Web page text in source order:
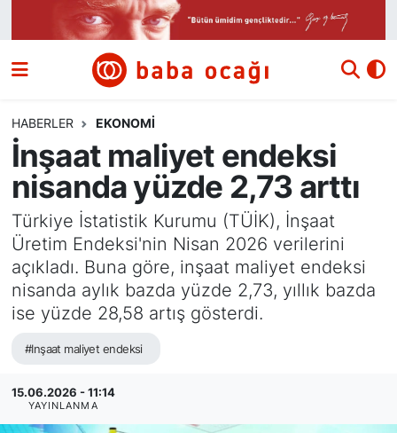
HABERLER EKONOMI
İnşaat maliyet endeksi
nisanda yüzde 2,73 arttı
Türkiye İstatistik Kurumu (TÜİK), İnşaat
Üretim Endeksi'nin Nisan 2026 verilerini
açıkladı. Buna göre, inşaat maliyet endeksi
nisanda aylık bazda yüzde 2,73, yıllık bazda
ise yüzde 28,58 artış gösterdi.
#Inşaat maliyet endeksi
15.06.2026 - 11:14
YAYINLANMA
Siyaset
Ekonomi
Dünya
Kültür ve Sanat
Eğitim
Yazı Dizisi
Nöbetçi Eczaneler
Namaz Vakitleri
Trafik Durumu
Süper Lig Puan Durumu ve Fikstür
Tüm Manşetler
Haber Arşivi